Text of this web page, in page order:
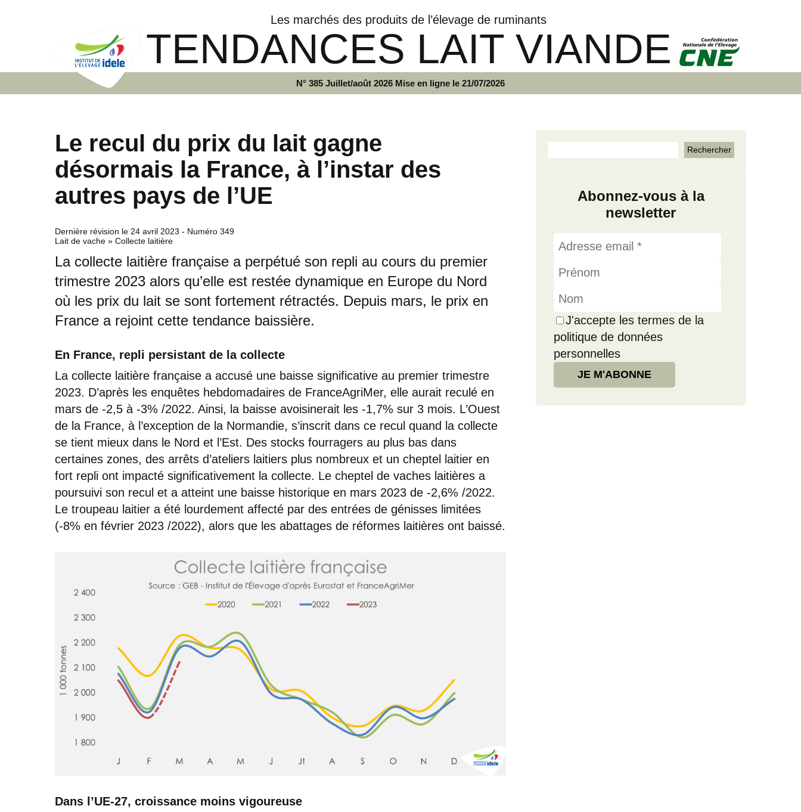
Les marchés des produits de l’élevage de ruminants
TENDANCES LAIT VIANDE
N° 385 Juillet/août 2026 Mise en ligne le 21/07/2026
Le recul du prix du lait gagne
désormais la France, à l’instar des
autres pays de l’UE
Dernière révision le 24 avril 2023 - Numéro 349
Lait de vache » Collecte laitière
La collecte laitière française a perpétué son repli au cours du premier
trimestre 2023 alors qu’elle est restée dynamique en Europe du Nord
où les prix du lait se sont fortement rétractés. Depuis mars, le prix en
France a rejoint cette tendance baissière.
En France, repli persistant de la collecte
La collecte laitière française a accusé une baisse significative au premier trimestre
2023. D’après les enquêtes hebdomadaires de FranceAgriMer, elle aurait reculé en
mars de -2,5 à -3% /2022. Ainsi, la baisse avoisinerait les -1,7% sur 3 mois. L’Ouest
de la France, à l’exception de la Normandie, s’inscrit dans ce recul quand la collecte
se tient mieux dans le Nord et l’Est. Des stocks fourragers au plus bas dans
certaines zones, des arrêts d’ateliers laitiers plus nombreux et un cheptel laitier en
fort repli ont impacté significativement la collecte. Le cheptel de vaches laitières a
poursuivi son recul et a atteint une baisse historique en mars 2023 de -2,6% /2022.
Le troupeau laitier a été lourdement affecté par des entrées de génisses limitées
(-8% en février 2023 /2022), alors que les abattages de réformes laitières ont baissé.
Dans l’UE-27, croissance moins vigoureuse
Abonnez-vous à la
newsletter
J'accepte les termes de la
politique de données
personnelles